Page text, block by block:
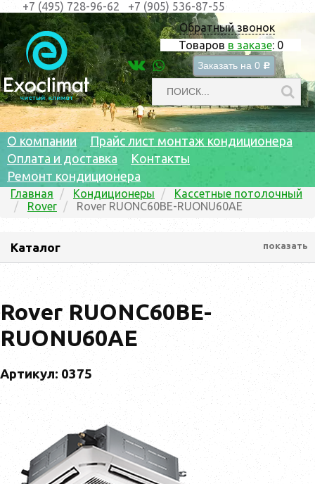
Обратный звонок
Товаров в заказе: 0
Заказать на 0 c
+7 (495) 728-96-62 +7 (905) 536-87-55
О компании
Прайс лист монтаж кондиционера
Оплата и доставка
Контакты
Ремонт кондиционера
Главная Кондиционеры
Кассетные потолочный
Rover
Rover RUONC60BE-RUONU60AE
Каталог показать
Rover RUONC60BE-
RUONU60AE
Артикул: 0375